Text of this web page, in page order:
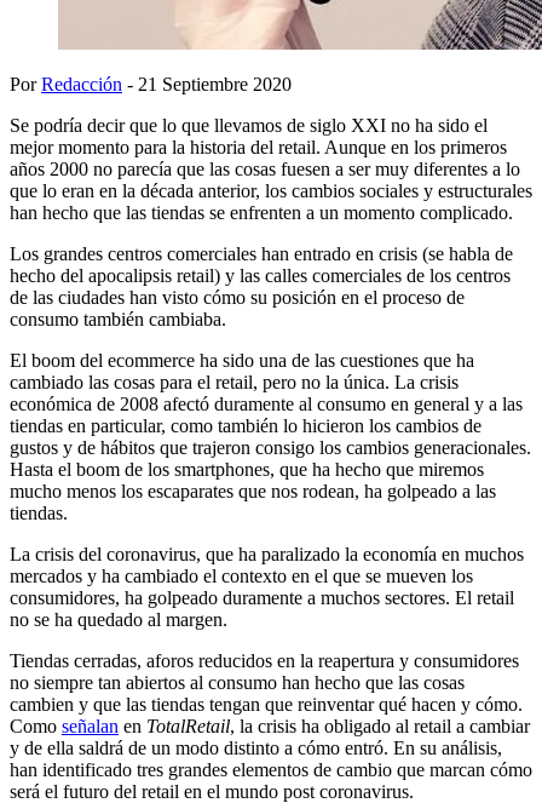
PorRedacción - 21 Septiembre 2020
Se podría decir que lo que llevamos de siglo XXI no ha sido el
mejor momento para la historia del retail. Aunque en los primeros
años 2000 no parecía que las cosas fuesen a ser muy diferentes a lo
que lo eran en la década anterior, los cambios sociales y estructurales
han hecho que las tiendas se enfrenten a un momento complicado.
Los grandes centros comerciales han entrado en crisis (se habla de
hecho del apocalipsis retail) y las calles comerciales de los centros
de las ciudades han visto cómo su posición en el proceso de
consumo también cambiaba.
El boom del ecommerce ha sido una de las cuestiones que ha
cambiado las cosas para el retail, pero no la única. La crisis
económica de 2008 afectó duramente al consumo en general y a las
tiendas en particular, como también lo hicieron los cambios de
gustos y de hábitos que trajeron consigo los cambios generacionales.
Hasta el boom de los smartphones, que ha hecho que miremos
mucho menos los escaparates que nos rodean, ha golpeado a las
tiendas.
La crisis del coronavirus, que ha paralizado la economía en muchos
mercados y ha cambiado el contexto en el que se mueven los
consumidores, ha golpeado duramente a muchos sectores. El retail
no se ha quedado al margen.
Tiendas cerradas, aforos reducidos en la reapertura y consumidores
no siempre tan abiertos al consumo han hecho que las cosas
cambien y que las tiendas tengan que reinventar qué hacen y cómo.
Como señalan en TotalRetail, la crisis ha obligado al retail a cambiar
y de ella saldrá de un modo distinto a cómo entró. En su análisis,
han identificado tres grandes elementos de cambio que marcan cómo
será el futuro del retail en el mundo post coronavirus.